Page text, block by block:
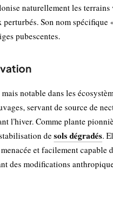
naturellement les
Son nom
pubescentes.
notable dans les
servant de source de
l'hiver. Comme plante
de sols dégradés.
et facilement capable
des modifications